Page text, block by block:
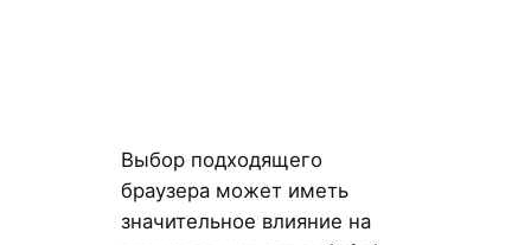
Выбор подходящего
браузера может иметь
значительное влияние на